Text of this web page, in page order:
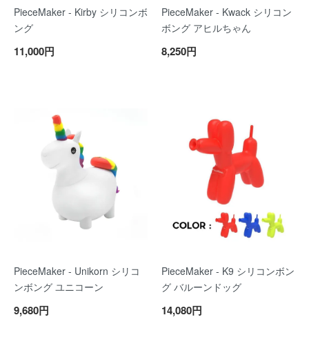
PieceMaker - Kirby シリコンボ
ング
11,000円
PieceMaker - Kwack シリコン
ボング アヒルちゃん
8,250円
PieceMaker - Unikorn シリコ
ンボング ユニコーン
9,680円
PieceMaker - K9 シリコンボン
グ バルーンドッグ
14,080円